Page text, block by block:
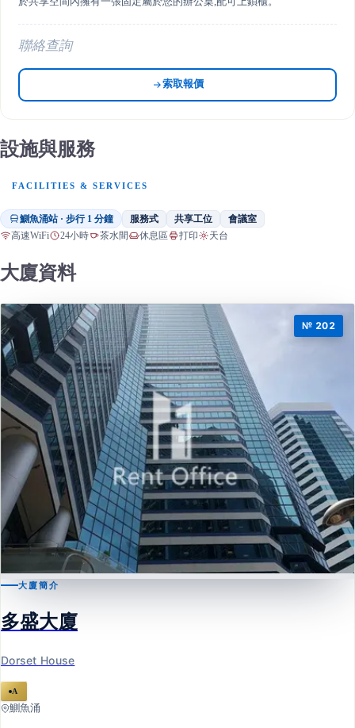
聯絡查詢
索取報價
設施與服務
FACILITIES & SERVICES
鰂魚涌站 · 步行 1 分鐘 服務式 共享工位 會議室
高速WiFi 24小時 茶水間 休息區 打印 天台
大廈資料
№ 202
多盛大廈
Dorset House
大廈簡介
多盛大廈
Dorset House
A
鰂魚涌